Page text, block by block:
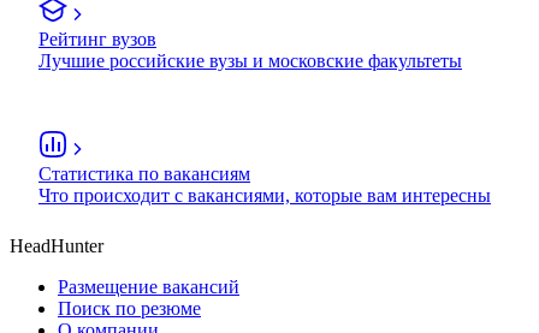
Рейтинг вузов
Лучшие российские вузы и московские факультеты
Статистика по вакансиям
Что происходит с вакансиями, которые вам интересны
HeadHunter
Размещение вакансий
Поиск по резюме